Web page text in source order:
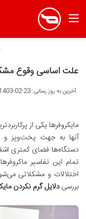
منو
علت اساسی وقوع
آخرین به روز رسانی: 23-02-1403
مایکروفرها یکی از
آنها به جهت پخت‌وپز و
دستگاه‌ها فضای کمتری
تمام این تفاسیر
اختلالات و مشکلاتی
بررسیدلایل گرم نکردن